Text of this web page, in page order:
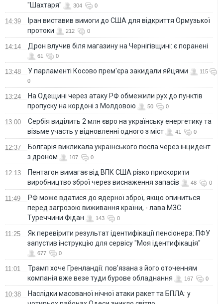
"Шахтаря"
304 0
14:39
Іран виставив вимоги до США для відкриття Ормузької
протоки
212 0
14:14 Дрон влучив біля магазину на Чернігівщині: є поранені
61 0
13:48 У парламенті Косово прем'єра закидали яйцями
115
0
13:24
На Одещині через атаку РФ обмежили рух до пунктів
пропуску на кордоні з Молдовою
50 0
13:00
Сербія виділить 2 млн євро на українську енергетику та
візьме участь у відновленні одного з міст
41 0
12:37
Болгарія викликала українського посла через інцидент
з дроном
107 0
12:13
Пентагон вимагає від ВПК США різко прискорити
виробництво зброї через виснаження запасів
48 0
11:49
РФ може вдатися до ядерної зброї, якщо опиниться
перед загрозою виживання країни, - лава МЗС
Туреччини Фідан
143 0
11:25
Як перевірити результат ідентифікації пенсіонера: ПФУ
запустив інструкцію для сервісу "Моя ідентифікація"
677 0
11:01
Трамп хоче Гренландії: пов'язана з його оточенням
компанія вже везе туди бурове обладнання
167 0
10:38
Наслідки масованої нічної атаки ракет та БПЛА: у